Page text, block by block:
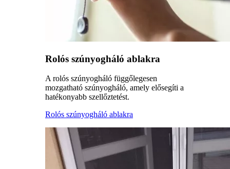
Rolós szúnyogháló ablakra
A rolós szúnyogháló függőlegesen
mozgatható szúnyogháló, amely elősegíti a
hatékonyabb szellőztetést.
Rolós szúnyogháló ablakra